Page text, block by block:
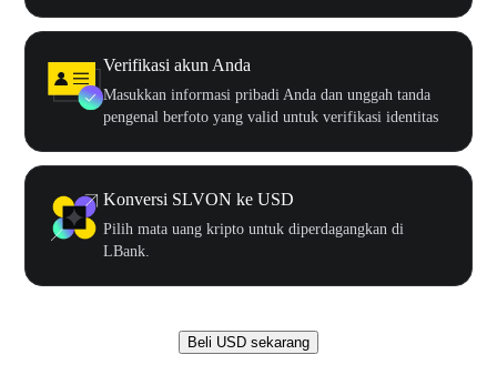
Verifikasi akun Anda
Masukkan informasi pribadi Anda dan unggah tanda
pengenal berfoto yang valid untuk verifikasi identitas
Konversi SLVON ke USD
Pilih mata uang kripto untuk diperdagangkan di
LBank.
Beli USD sekarang